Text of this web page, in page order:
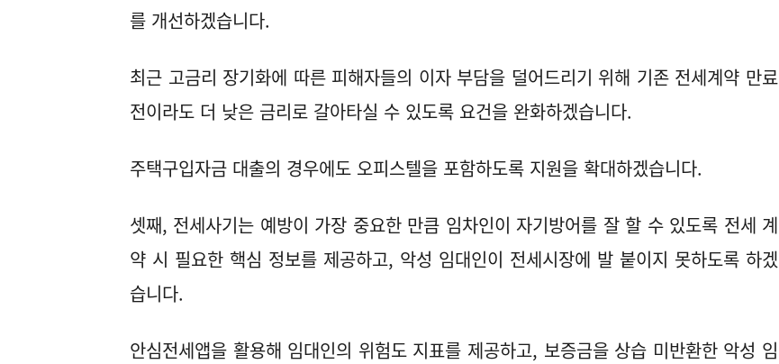
를 개선하겠습니다.
최근 고금리 장기화에 따른 피해자들의 이자 부담을 덜어드리기 위해 기존 전세계약 만료
전이라도 더 낮은 금리로 갈아타실 수 있도록 요건을 완화하겠습니다.
주택구입자금 대출의 경우에도 오피스텔을 포함하도록 지원을 확대하겠습니다.
셋째, 전세사기는 예방이 가장 중요한 만큼 임차인이 자기방어를 잘 할 수 있도록 전세 계
약 시 필요한 핵심 정보를 제공하고, 악성 임대인이 전세시장에 발 붙이지 못하도록 하겠
습니다.
안심전세앱을 활용해 임대인의 위험도 지표를 제공하고, 보증금을 상습 미반환한 악성 임